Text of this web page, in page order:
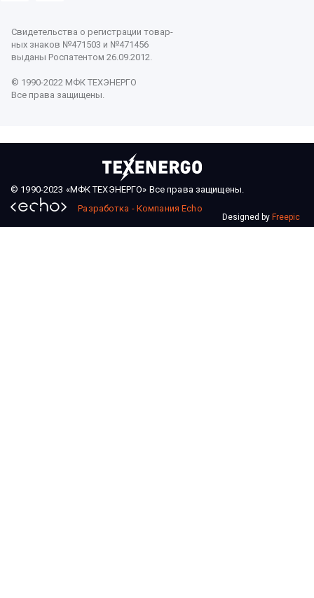
Свидетельства о регистрации товар-
ных знаков №471503 и №471456
выданы Роспатентом 26.09.2012.
© 1990-2022 МФК ТЕХЭНЕРГО
Все права защищены.
© 1990-2023 «МФК ТЕХЭНЕРГО» Все права защищены.
Разработка - Компания Echo
Designed by Freepic